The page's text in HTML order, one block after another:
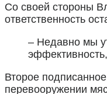
Со своей стороны
ответственность
– Недавно мы
Второе
перевооружении